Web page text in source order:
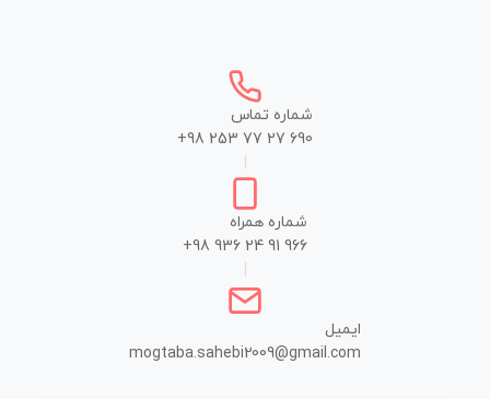
شماره تماس
+98 253 77 27 690
شماره همراه
+98 936 24 91 966
ایمیل
mogtaba.sahebi2009@gmail.com